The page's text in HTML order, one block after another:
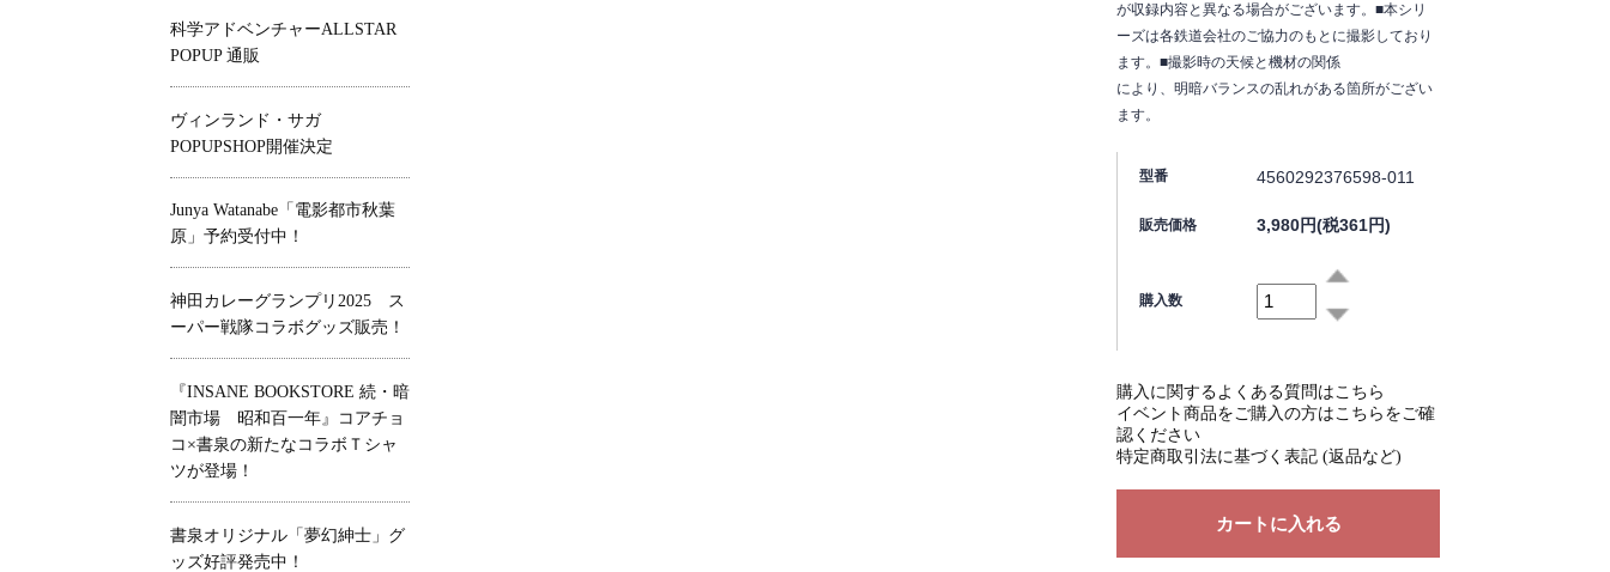
が収録内容と異なる場合がございます。■本シリ
ーズは各鉄道会社のご協力のもとに撮影しており
ます。■撮影時の天候と機材の関係
により、明暗バランスの乱れがある箇所がござい
ます。
型番 4560292376598-011
販売価格 3,980円(税361円)
購入数
購入に関するよくある質問はこちら
イベント商品をご購入の方はこちらをご確
認ください
特定商取引法に基づく表記 (返品など)
科学アドベンチャーALLSTAR
POPUP 通販
ヴィンランド・サガ
POPUPSHOP開催決定
Junya Watanabe「電影都市秋葉
原」予約受付中！
神田カレーグランプリ2025 ス
ーパー戦隊コラボグッズ販売！
『INSANE BOOKSTORE 続・暗
闇市場 昭和百一年』コアチョ
コ×書泉の新たなコラボＴシャ
ツが登場！
書泉オリジナル「夢幻紳士」グ
ッズ好評発売中！